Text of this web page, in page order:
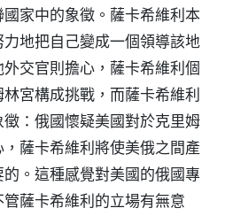
家中的象徵。薩卡希維利本
地把自己變成一個領導該地
交官則擔心，薩卡希維利個
宮構成挑戰，而薩卡希維利
：俄國懷疑美國對於克里姆
薩卡希維利將使美俄之間產
。這種感覺對美國的俄國專
薩卡希維利的立場有無意